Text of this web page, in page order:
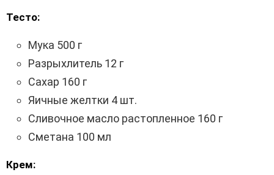
Тесто:
Мука 500 г
Разрыхлитель 12 г
Сахар 160 г
Яичные желтки 4 шт.
Сливочное масло растопленное 160 г
Сметана 100 мл
Крем: